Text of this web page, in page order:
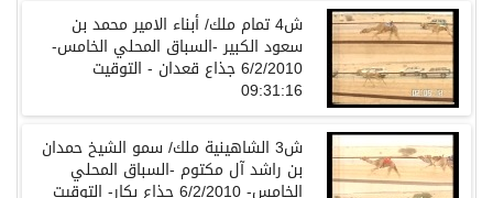
ش4 تمام ملك/ أبناء الامير محمد بن
سعود الكبير -السباق المحلي الخامس-
6/2/2010 جذاع قعدان - التوقيت
09:31:16
ش3 الشاهينية ملك/ سمو الشيخ حمدان
بن راشد آل مكتوم -السباق المحلي